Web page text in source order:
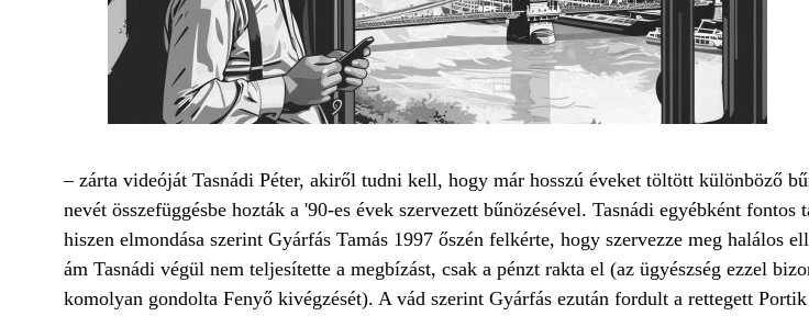
– zárta videóját Tasnádi Péter, akiről tudni kell, hogy már hosszú éveket töltött különböző
nevét összefüggésbe hozták a '90-es évek szervezett bűnözésével. Tasnádi egyébként fontos
hiszen elmondása szerint Gyárfás Tamás 1997 őszén felkérte, hogy szervezze meg halálos
ám Tasnádi végül nem teljesítette a megbízást, csak a pénzt rakta el (az ügyészség ezzel
komolyan gondolta Fenyő kivégzését). A vád szerint Gyárfás ezután fordult a rettegett